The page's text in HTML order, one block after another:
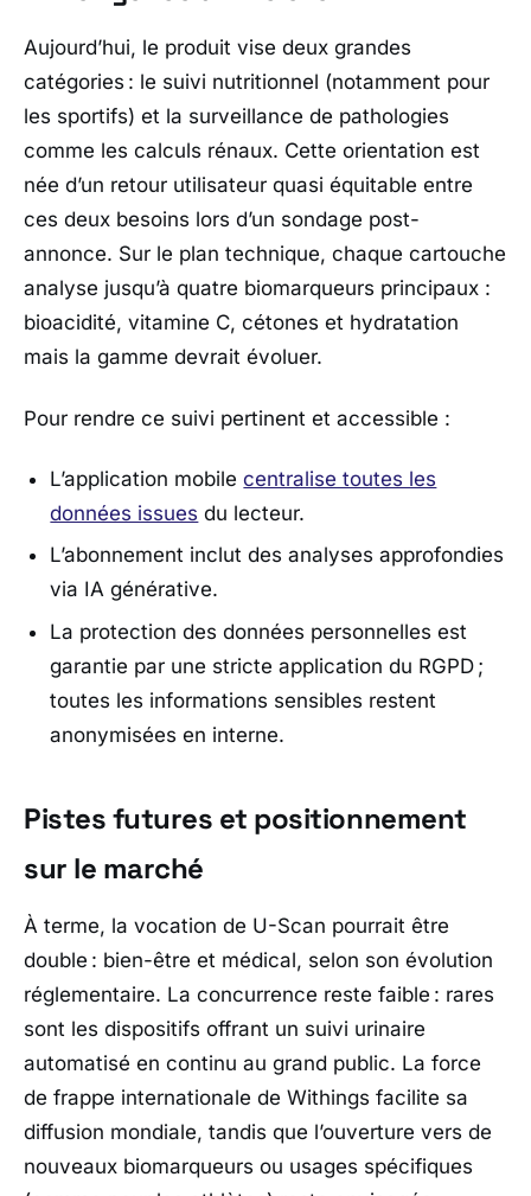
Aujourd’hui, le produit vise deux grandes
catégories : le suivi nutritionnel (notamment pour
les sportifs) et la surveillance de pathologies
comme les calculs rénaux. Cette orientation est
née d’un retour utilisateur quasi équitable entre
ces deux besoins lors d’un sondage post-
annonce. Sur le plan technique, chaque cartouche
analyse jusqu’à quatre biomarqueurs principaux :
bioacidité, vitamine C, cétones et hydratation
mais la gamme devrait évoluer.
Pour rendre ce suivi pertinent et accessible :
L’application mobilecentralise toutes les
données issues du lecteur.
L’abonnement inclut des analyses approfondies
via IA générative.
La protection des données personnelles est
garantie par une stricte application du RGPD ;
toutes les informations sensibles restent
anonymisées en interne.
Pistes futures et positionnement
sur le marché
À terme, la vocation de U-Scan pourrait être
double : bien-être et médical, selon son évolution
réglementaire. La concurrence reste faible : rares
sont les dispositifs offrant un suivi urinaire
automatisé en continu au grand public. La force
de frappe internationale de Withings facilite sa
diffusion mondiale, tandis que l’ouverture vers de
nouveaux biomarqueurs ou usages spécifiques